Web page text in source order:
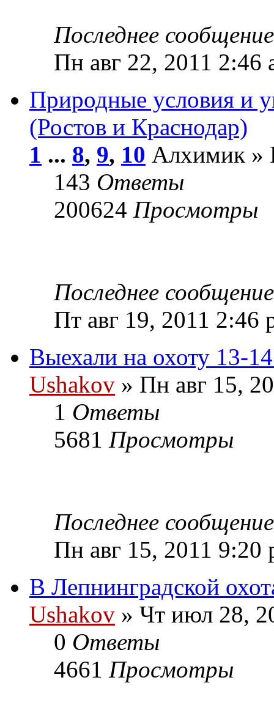
Последнее
Пн авг 22, 2011 2:46
Природные условия и
(Ростов и Краснодар)
1 ... 8, 9, 10 Алхимик »
143 Ответы
200624 Просмотры
Последнее
Пт авг 19, 2011 2:46
Выехали на охоту 13-
Ushakov » Пн авг 15,
1 Ответы
5681 Просмотры
Последнее
Пн авг 15, 2011 9:20
В Лепнинградской
Ushakov » Чт июл 28,
0 Ответы
4661 Просмотры